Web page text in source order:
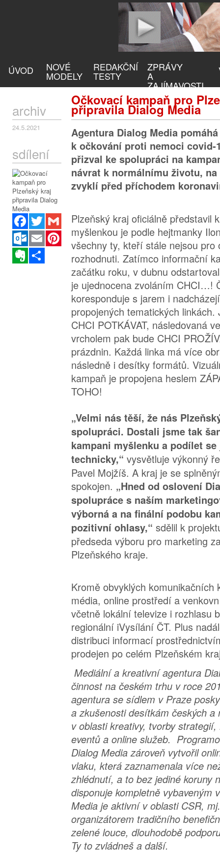
ÚVOD NOVÉ
MODELY
REDAKČNÍ
TESTY
ZPRÁVY
A
ZAJÍMAVOSTI
Očkovací kampaň pro
připravila Dialog Media
archiv
24.5.2021
sdílení
Facebook
Twitter
Gmail
Outlook.com
Email
Pinterest
Evernote
Agentura Dialog Media
k očkování proti nemoci covid-
přizval ke spolupráci na
návrat k normálnímu životu,
zvyklí před příchodem
Plzeňský kraj oficiálně představil
myšlenkou je podle hejtmanky
všechny ty, kteří stále nejsou pro
rozhodnuti. Zatímco informační
začátku roku, v dubnu
je ujednocena zvoláním CHCI…!
koresponduje s jarem i
propojených tematických
CHCI POTKÁVAT, následovaná
vrcholem pak bude CHCI
prázdnin. Každá linka má více
následně i desítky formátů.
kampaň je propojena heslem
TOHO!
„Velmi nás těší, že nás
spolupráci. Dostali jsme tak
kampani myšlenku a podílet
technicky,“ vysvětluje výkonný
Pavel Mojžíš. A kraj je se
spokojen. „Hned od oslovení
spolupráce s naším
výborná a na finální podobu
pozitivní ohlasy,“ sdělil k
předseda výboru pro marketing
Plzeňského kraje.
Kromě obvyklých komunikačních
média, online prostředí a
včetně lokální televize i rozhlasu
regionální iVysílání ČT. Plus
distribuci informací
prodejen po celém Plzeňském
Mediální a kreativní agentura
činnost na českém trhu v roce
agentura se sídlem v Praze
a zkušenosti desítkám českých a
v oblasti kreativy, tvorby
eventů a online služeb.
Dialog Media zároveň vytvořil
vlaku, která zaznamenala více
zhlédnutí, a to bez jediné koruny
disponuje kompletně vybaveným
Media je aktivní v oblasti CSR,
organizátorem tradičního
zelené louce, dlouhodobě
Ty to zvládneš a další.